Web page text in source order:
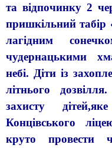
та відпочинку 2
пришкільний табір
лагідним
чудернацькими
небі. Діти із
літнього
захисту
Концівського
круто провести